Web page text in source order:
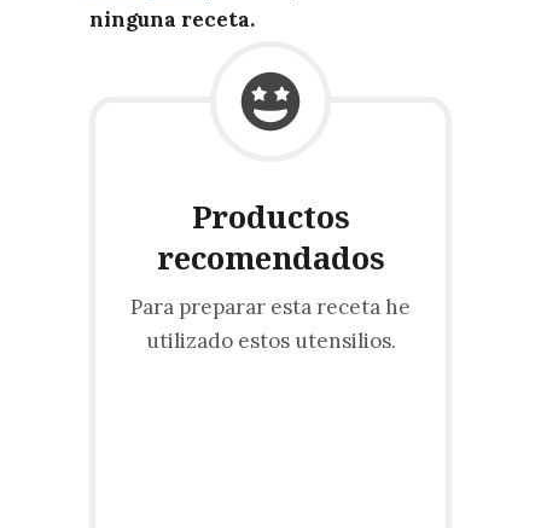
ninguna receta.
Productos
recomendados
Para preparar esta receta he
utilizado estos utensilios.